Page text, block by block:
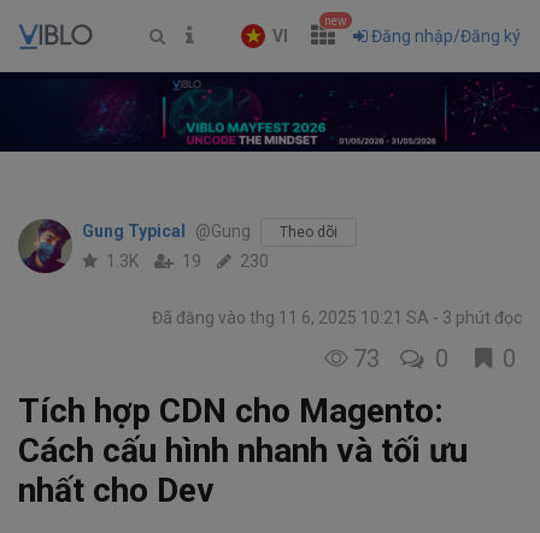
VI
new
Đăng nhập/Đăng ký
Gung Typical @Gung Theo dõi
1.3K 19 230
Đã đăng vào thg 11 6, 2025 10:21 SA 3 phút đọc
73 0 0
Tích hợp CDN cho Magento:
Cách cấu hình nhanh và tối ưu
nhất cho Dev